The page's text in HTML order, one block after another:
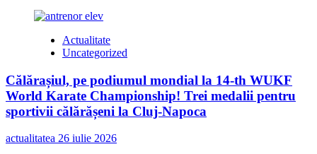
Actualitate
Uncategorized
Călărașiul, pe podiumul mondial la 14-th WUKF
World Karate Championship! Trei medalii pentru
sportivii călărășeni la Cluj-Napoca
actualitatea 26 iulie 2026